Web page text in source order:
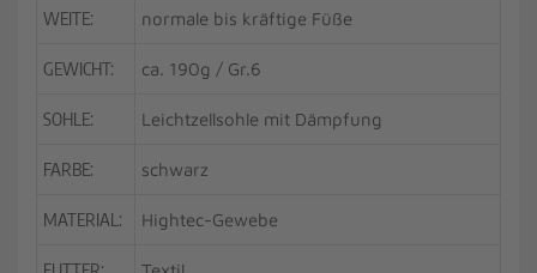
WEITE: normale bis kräftige Füße
GEWICHT: ca. 190g / Gr.6
SOHLE: Leichtzellsohle mit Dämpfung
FARBE: schwarz
MATERIAL: Hightec-Gewebe